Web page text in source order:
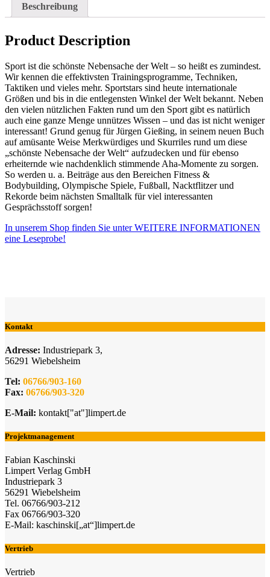
Beschreibung
Product Description
Sport ist die schönste Nebensache der Welt – so heißt es zumindest.
Wir kennen die effektivsten Trainingsprogramme, Techniken,
Taktiken und vieles mehr. Sportstars sind heute internationale
Größen und bis in die entlegensten Winkel der Welt bekannt. Neben
den vielen nützlichen Fakten rund um den Sport gibt es natürlich
auch eine ganze Menge unnützes Wissen – und das ist nicht weniger
interessant! Grund genug für Jürgen Gießing, in seinem neuen Buch
auf amüsante Weise Merkwürdiges und Skurriles rund um diese
„schönste Nebensache der Welt“ aufzudecken und für ebenso
erheiternde wie nachdenklich stimmende Aha-Momente zu sorgen.
So werden u. a. Beiträge aus den Bereichen Fitness &
Bodybuilding, Olympische Spiele, Fußball, Nacktflitzer und
Rekorde beim nächsten Smalltalk für viel interessanten
Gesprächsstoff sorgen!
In unserem Shop finden Sie unter WEITERE INFORMATIONEN
eine Leseprobe!
Kontakt
Adresse: Industriepark 3,
56291 Wiebelsheim
Tel: 06766/903-160
Fax: 06766/903-320
E-Mail: kontakt["at"]limpert.de
Projektmanagement
Fabian Kaschinski
Limpert Verlag GmbH
Industriepark 3
56291 Wiebelsheim
Tel. 06766/903-212
Fax 06766/903-320
E-Mail: kaschinski[„at“]limpert.de
Vertrieb
Vertrieb